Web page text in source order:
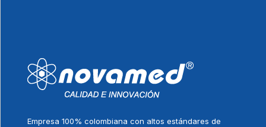
Empresa 100% colombiana con altos estándares de